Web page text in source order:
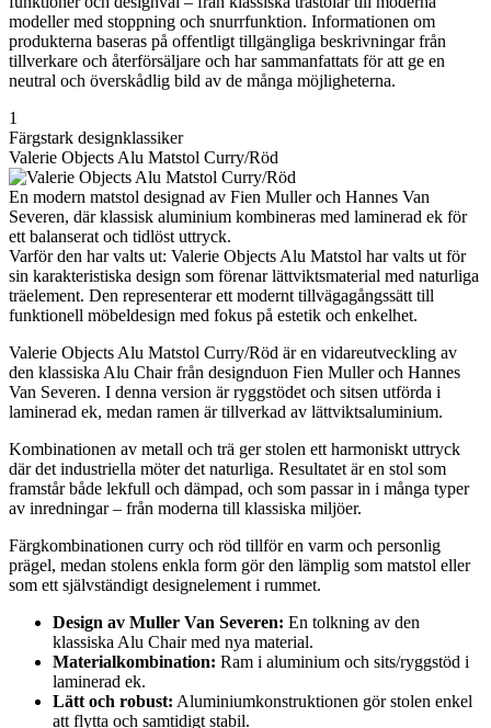
modeller med stoppning och snurrfunktion. Informationen om
produkterna baseras på offentligt tillgängliga beskrivningar från
tillverkare och återförsäljare och har sammanfattats för att ge en
neutral och överskådlig bild av de många möjligheterna.
1
Färgstark designklassiker
Valerie Objects Alu Matstol Curry/Röd
En modern matstol designad av Fien Muller och Hannes Van
Severen, där klassisk aluminium kombineras med laminerad ek för
ett balanserat och tidlöst uttryck.
Varför den har valts ut: Valerie Objects Alu Matstol har valts ut för
sin karakteristiska design som förenar lättviktsmaterial med naturliga
träelement. Den representerar ett modernt tillvägagångssätt till
funktionell möbeldesign med fokus på estetik och enkelhet.
Valerie Objects Alu Matstol Curry/Röd är en vidareutveckling av
den klassiska Alu Chair från designduon Fien Muller och Hannes
Van Severen. I denna version är ryggstödet och sitsen utförda i
laminerad ek, medan ramen är tillverkad av lättviktsaluminium.
Kombinationen av metall och trä ger stolen ett harmoniskt uttryck
där det industriella möter det naturliga. Resultatet är en stol som
framstår både lekfull och dämpad, och som passar in i många typer
av inredningar – från moderna till klassiska miljöer.
Färgkombinationen curry och röd tillför en varm och personlig
prägel, medan stolens enkla form gör den lämplig som matstol eller
som ett självständigt designelement i rummet.
Design av Muller Van Severen: En tolkning av den
klassiska Alu Chair med nya material.
Materialkombination: Ram i aluminium och sits/ryggstöd i
laminerad ek.
Lätt och robust: Aluminiumkonstruktionen gör stolen enkel
att flytta och samtidigt stabil.